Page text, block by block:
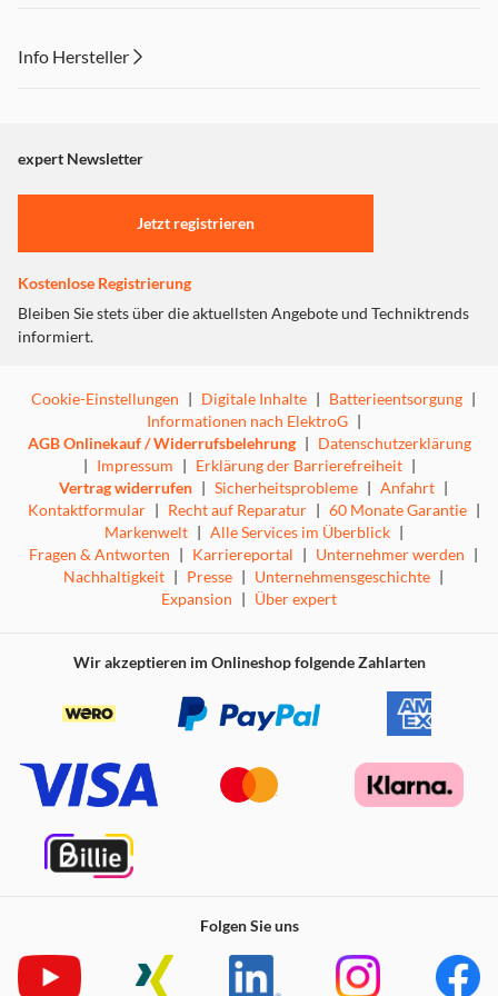
Info Hersteller
"Marketing".
Einstellungen anpassen
expert Newsletter
Jetzt registrieren
Kostenlose Registrierung
Bleiben Sie stets über die aktuellsten Angebote und Techniktrends
informiert.
Cookie-Einstellungen | Digitale Inhalte | Batterieentsorgung |
Informationen nach ElektroG |
AGB Onlinekauf / Widerrufsbelehrung | Datenschutzerklärung
| Impressum | Erklärung der Barrierefreiheit |
Vertrag widerrufen | Sicherheitsprobleme | Anfahrt |
Kontaktformular | Recht auf Reparatur | 60 Monate Garantie |
Markenwelt | Alle Services im Überblick |
Fragen & Antworten | Karriereportal | Unternehmer werden |
Nachhaltigkeit | Presse | Unternehmensgeschichte |
Expansion | Über expert
Wir akzeptieren im Onlineshop folgende Zahlarten
Folgen Sie uns